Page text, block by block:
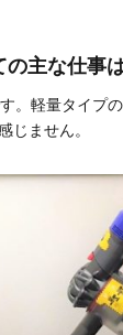
の主な仕事
。軽量タイプ
じません。